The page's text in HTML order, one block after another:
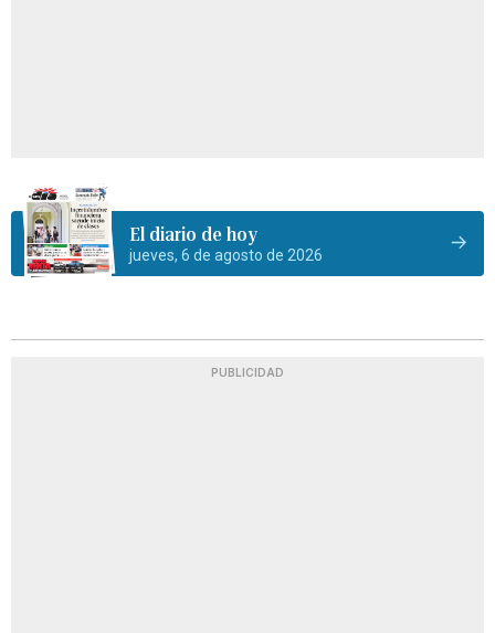
El diario de hoy
jueves, 6 de agosto de 2026
PUBLICIDAD